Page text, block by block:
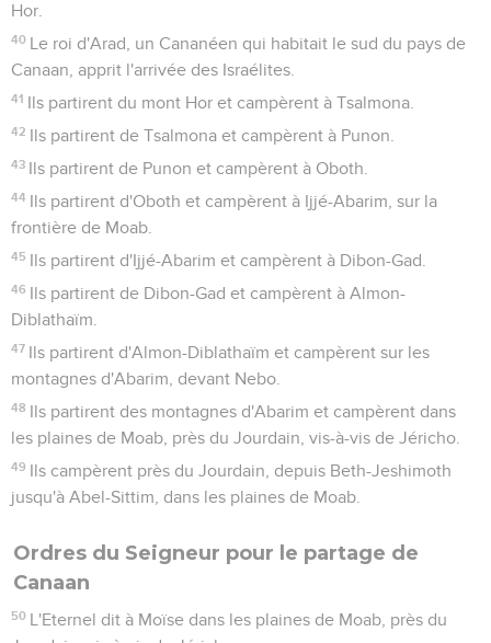
Tsin et s'étendra jusqu'au sud de Kadès-Barnéa. Elle
continuera par Hatsar-Addar et passera vers Atsmon.
5 Depuis Atsmon, elle tournera jusqu'au torrent d'Egypte
pour aboutir à la mer.
6 » Votre frontière ouest sera la mer Méditerranée : ce sera
votre frontière à l'ouest.
7 » Voici quelle sera votre frontière nord : à partir de la
Méditerranée, vous la tracerez jusqu'au mont Hor ;
8 depuis le mont Hor, vous la ferez passer par Hamath et
arriver à Tsedad.
9 Elle continuera par Ziphron pour aboutir à Hatsar-Enan : ce
sera votre frontière au nord.
» Vous tracerez votre frontière est de Hatsar-Enan à
Shepham.
11
Elle descendra de Shepham vers Ribla, à l'est d'Aïn. Elle
descendra et s'étendra le long du lac de Génésareth, à l'est.
12
Elle descendra encore vers le Jourdain pour aboutir à la
autour. »
13 Moïse transmit cet ordre aux Israélites en ajoutant : « Voilà
l'Eternel a décidé de donner aux neuf tribus et demie.